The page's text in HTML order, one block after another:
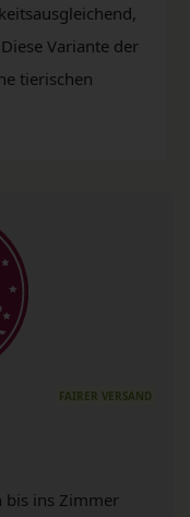
Variante der
tierischen
bis ins Zimmer